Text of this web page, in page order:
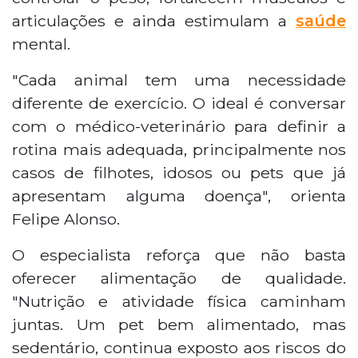
articulações e ainda estimulam a saúde
mental.
"Cada animal tem uma necessidade
diferente de exercício. O ideal é conversar
com o médico-veterinário para definir a
rotina mais adequada, principalmente nos
casos de filhotes, idosos ou pets que já
apresentam alguma doença", orienta
Felipe Alonso.
O especialista reforça que não basta
oferecer alimentação de qualidade.
"Nutrição e atividade física caminham
juntas. Um pet bem alimentado, mas
sedentário, continua exposto aos riscos do